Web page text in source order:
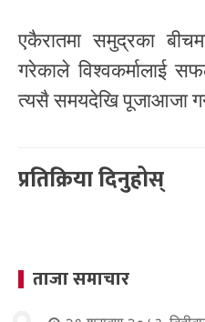
एकैरातमा समुद्रका
गरेकाले विश्वकर्मालाई
त्यसै समयदेखि पूजाआजा
प्रतिक्रिया दिनुहोस्
ताजा समाचार